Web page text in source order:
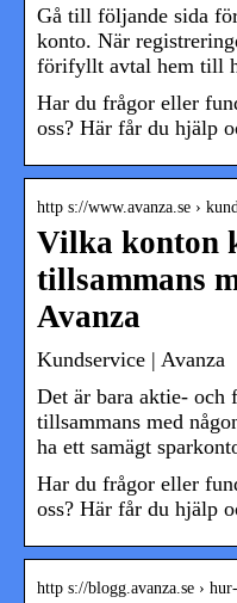
Gå till följande sida
konto. När
förifyllt avtal hem till
Har du frågor eller
oss? Här får du hjälp
http s://www.avanza.se ›
Vilka konton
tillsammans
Avanza
Kundservice | Avanza
Det är bara aktie- och
tillsammans med
ha ett samägt
Har du frågor eller
oss? Här får du hjälp
http s://blogg.avanza.se ›